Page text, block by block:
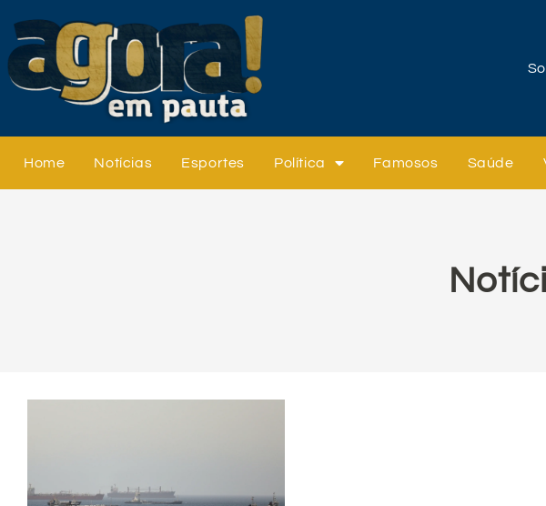
Home Notícias Esportes Política Famosos Saúde